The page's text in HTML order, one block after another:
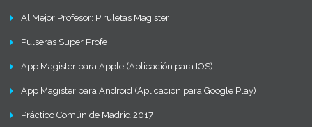
Al Mejor Profesor: Piruletas Magister
Pulseras Super Profe
App Magister para Apple (Aplicación para IOS)
App Magister para Android (Aplicación para Google Play)
Práctico Común de Madrid 2017